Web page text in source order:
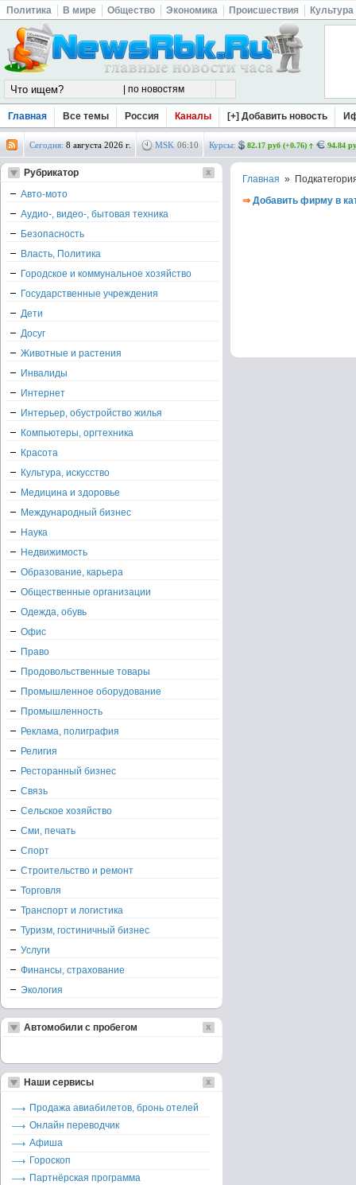
Политика В мире Общество Экономика Происшествия Культура
Главная Все темы Россия Каналы [+] Добавить новость
Сегодня: 8 августа 2026 г. MSK 06:10 Курсы: 82.17 руб (+0.76) 94.84
Главная »
⇒ Добавить фирму в
Рубрикатор
Авто-мото
Аудио-, видео-, бытовая техника
Безопасность
Власть, Политика
Городское и коммунальное хозяйство
Государственные учреждения
Дети
Досуг
Животные и растения
Инвалиды
Интернет
Интерьер, обустройство жилья
Компьютеры, оргтехника
Красота
Культура, искусство
Медицина и здоровье
Международный бизнес
Наука
Недвижимость
Образование, карьера
Общественные организации
Одежда, обувь
Офис
Право
Продовольственные товары
Промышленное оборудование
Промышленность
Реклама, полиграфия
Религия
Ресторанный бизнес
Связь
Сельское хозяйство
Сми, печать
Спорт
Строительство и ремонт
Торговля
Транспорт и логистика
Туризм, гостиничный бизнес
Услуги
Финансы, страхование
Экология
Автомобили с пробегом
Наши сервисы
Продажа авиабилетов, бронь отелей
Онлайн переводчик
Афиша
Гороскоп
Партнёрская программа